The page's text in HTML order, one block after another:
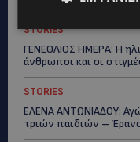
STORIES
ΓΕΝΕΘΛΙΟΣ ΗΜΕΡΑ: Η
άνθρωποι και οι
STORIES
ΕΛΕΝΑ ΑΝΤΩΝΙΑΔΟΥ:
τριών παιδιών –